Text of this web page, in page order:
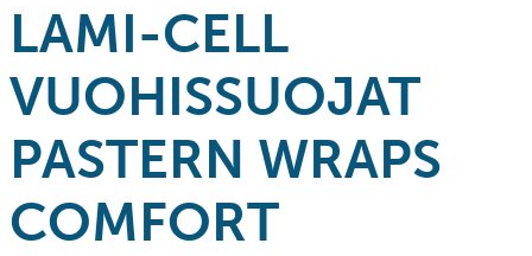
LAMI-CELL
VUOHISSUOJAT
PASTERN WRAPS
COMFORT